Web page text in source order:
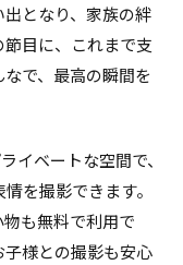
となり、家族の絆
目に、これまで支
で、最高の瞬間を
イベートな空間で、
を撮影できます。
も無料で利用で
様との撮影も安心